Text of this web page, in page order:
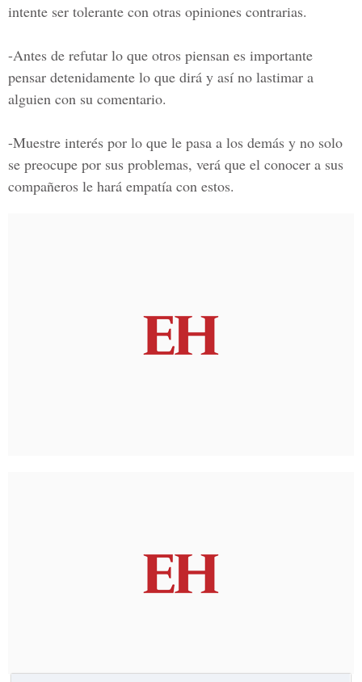
intente ser tolerante con otras opiniones contrarias.
-Antes de refutar lo que otros piensan es importante
pensar detenidamente lo que dirá y así no lastimar a
alguien con su comentario.
-Muestre interés por lo que le pasa a los demás y no solo
se preocupe por sus problemas, verá que el conocer a sus
compañeros le hará empatía con estos.